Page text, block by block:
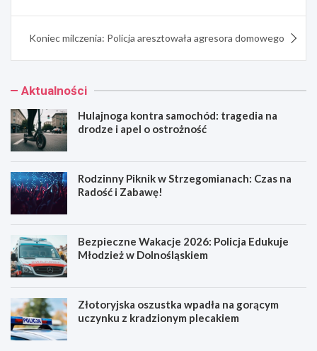
Koniec milczenia: Policja aresztowała agresora domowego
Aktualności
Hulajnoga kontra samochód: tragedia na
drodze i apel o ostrożność
Rodzinny Piknik w Strzegomianach: Czas na
Radość i Zabawę!
Bezpieczne Wakacje 2026: Policja Edukuje
Młodzież w Dolnośląskiem
Złotoryjska oszustka wpadła na gorącym
uczynku z kradzionym plecakiem
H
R